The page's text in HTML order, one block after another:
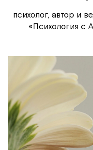
мире
психолог, автор и
«Психология с